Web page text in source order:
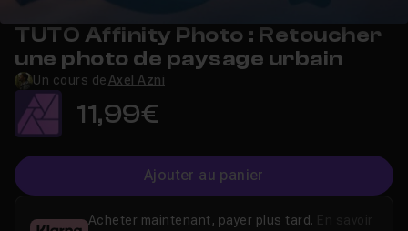
TUTO Affinity Photo : Retoucher
une photo de paysage urbain
Un cours de Axel Azni
11,99€
Ajouter au panier
Acheter maintenant, payer plus tard.